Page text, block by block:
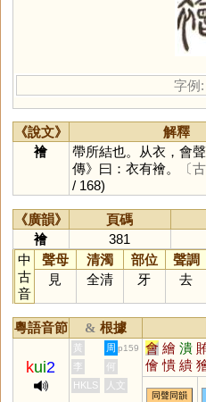
字例:
《說文》 解釋
襘
帶所結也。从衣，會
傳》曰：衣有襘。
〔
/ 168)
《廣韻》 頁碼
襘
381
中
古
音
聲母 清濁 部位 聲調
見
全清 牙 去
粵語音節 & 根據
kui2
黃 周 p159 會 繪 潰
儈 憒 繢
嬇 瞶 旝
李
何
HKLS
人文
同聲同韻